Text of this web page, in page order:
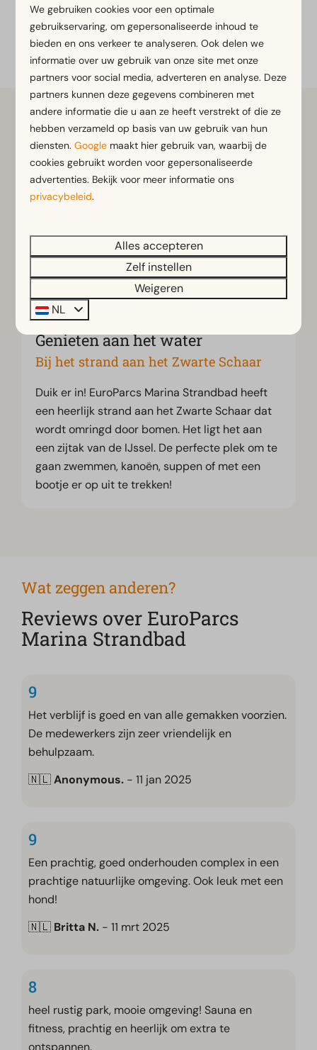
Bekijk meer op de website van EuroParcs Marina
Strandbad
Genieten aan het water
Bij het strand aan het Zwarte Schaar
Duik er in! EuroParcs Marina Strandbad heeft
een heerlijk strand aan het Zwarte Schaar dat
wordt omringd door bomen. Het ligt het aan
een zijtak van de IJssel. De perfecte plek om te
gaan zwemmen, kanoën, suppen of met een
bootje er op uit te trekken!
Wat zeggen anderen?
Reviews over EuroParcs
Marina Strandbad
9
Het verblijf is goed en van alle gemakken voorzien.
De medewerkers zijn zeer vriendelijk en
behulpzaam.
🇳🇱Anonymous. - 11 jan 2025
9
Een prachtig, goed onderhouden complex in een
prachtige natuurlijke omgeving. Ook leuk met een
hond!
🇳🇱 Britta N. - 11 mrt 2025
8
heel rustig park, mooie omgeving! Sauna en
fitness, prachtig en heerlijk om extra te
ontspannen.
We gebruiken cookies voor een optimale
gebruikservaring, om gepersonaliseerde inhoud te
bieden en ons verkeer te analyseren. Ook delen we
informatie over uw gebruik van onze site met onze
partners voor social media, adverteren en analyse. Deze
partners kunnen deze gegevens combineren met
andere informatie die u aan ze heeft verstrekt of die ze
hebben verzameld op basis van uw gebruik van hun
diensten.Google maakt hier gebruik van, waarbij de
cookies gebruikt worden voor gepersonaliseerde
advertenties. Bekijk voor meer informatie ons
privacybeleid.
Alles accepteren
Zelf instellen
Weigeren
NL